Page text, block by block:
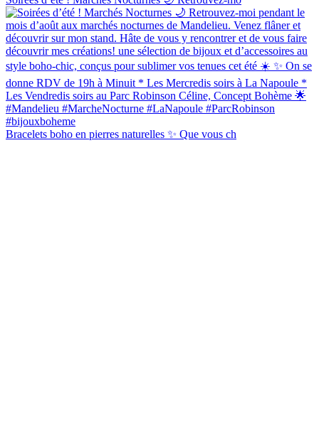
Bracelets boho en pierres naturelles ✨ Que vous ch